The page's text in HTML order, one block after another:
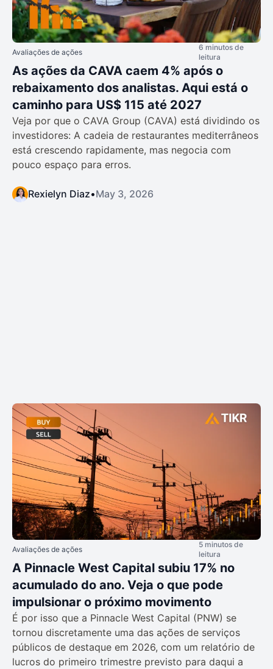
Avaliações de ações
6 minutos de
leitura
As ações da CAVA caem 4% após o
rebaixamento dos analistas. Aqui está o
caminho para US$ 115 até 2027
Veja por que o CAVA Group (CAVA) está dividindo os
investidores: A cadeia de restaurantes mediterrâneos
está crescendo rapidamente, mas negocia com
pouco espaço para erros.
Rexielyn Diaz•May 3, 2026
Avaliações de ações
5 minutos de
leitura
A Pinnacle West Capital subiu 17% no
acumulado do ano. Veja o que pode
impulsionar o próximo movimento
É por isso que a Pinnacle West Capital (PNW) se
tornou discretamente uma das ações de serviços
públicos de destaque em 2026, com um relatório de
lucros do primeiro trimestre previsto para daqui a